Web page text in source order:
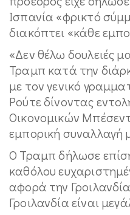
Ισπανία «φρικτό
διακόπτει «κάθε
«Δεν θέλω δουλειές
Τραμπ κατά την
με τον γενικό
Ρούτε δίνοντας
Οικονομικών
εμπορική συναλλαγή
Ο Τραμπ δήλωσε
καθόλου
αφορά την
Γροιλανδία είναι